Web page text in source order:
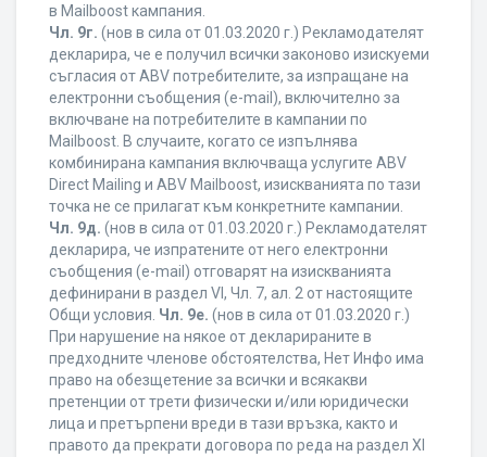
в Mailboost кампания.
Чл. 9г. (нов в сила от 01.03.2020 г.) Рекламодателят
декларира, че е получил всички законово изискуеми
съгласия от ABV потребителите, за изпращане на
електронни съобщения (e-mail), включително за
включване на потребителите в кампании по
Mailboost. В случаите, когато се изпълнява
комбинирана кампания включваща услугите ABV
Direct Mailing и ABV Mailboost, изискванията по тази
точка не се прилагат към конкретните кампании.
Чл. 9д. (нов в сила от 01.03.2020 г.) Рекламодателят
декларира, че изпратените от него електронни
съобщения (e-mail) отговарят на изискванията
дефинирани в раздел VI, Чл. 7, ал. 2 от настоящите
Общи условия. Чл. 9е. (нов в сила от 01.03.2020 г.)
При нарушение на някое от декларираните в
предходните членове обстоятелства, Нет Инфо има
право на обезщетение за всички и всякакви
претенции от трети физически и/или юридически
лица и претърпени вреди в тази връзка, както и
правото да прекрати договора по реда на раздел XI